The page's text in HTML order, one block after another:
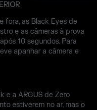
fora, as Black Eyes de
e as câmeras à prova
10 segundos. Para
apanhar a câmera e
e a ARGUS de Zero
estiverem no ar, mas o